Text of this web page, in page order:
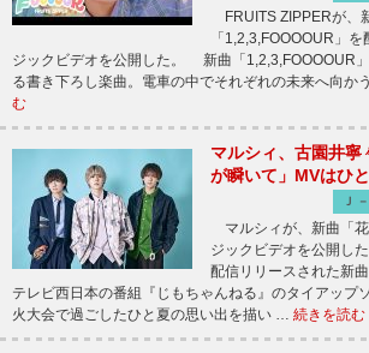
FRUITS ZIPPERが、
「1,2,3,FOOOOUR」
ジックビデオを公開した。 新曲「1,2,3,FOOOOUR
る書き下ろし楽曲。電車の中でそれぞれの未来へ向か
む
マルシィ、古園井寧
が瞬いて」MVはひ
Ｊ
マルシィが、新曲「
ジックビデオを公開し
配信リリースされた新
テレビ西日本の番組『じもちゃんねる』のタイアップ
火大会で過ごしたひと夏の思い出を描い … 続きを読む